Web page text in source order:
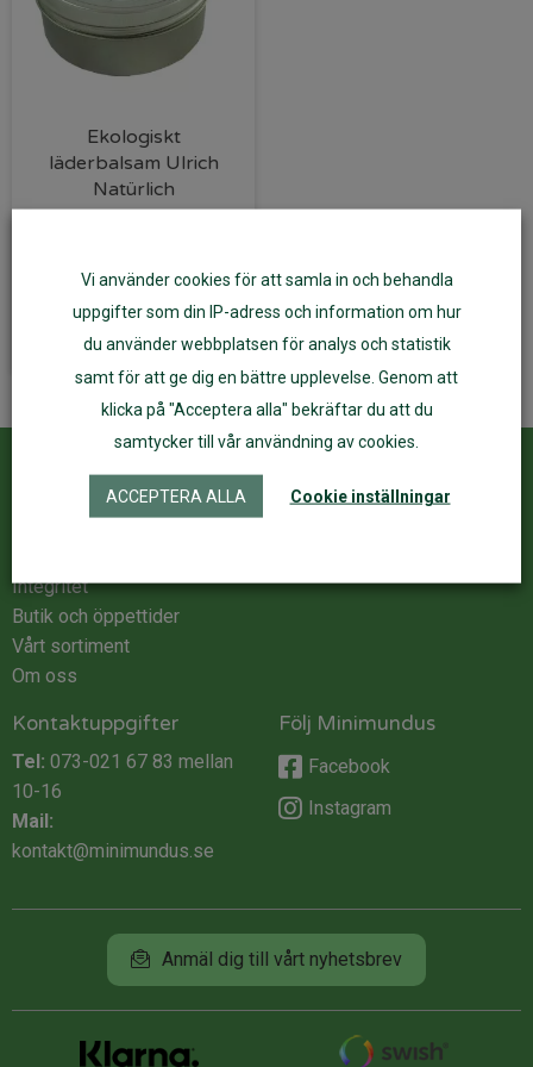
Ekologiskt
läderbalsam Ulrich
Natürlich
Lägg till i varukorg
Kundservice
Integritet
Butik och öppettider
Vårt sortiment
Om oss
ÅF Login
Kontaktuppgifter
Tel: 073-021 67 83 mellan
10-16
Mail:
kontakt@minimundus.se
Följ Minimundus
Facebook
Instagram
Anmäl dig till vårt nyhetsbrev
Vi använder cookies för att samla in och behandla
uppgifter som din IP-adress och information om hur
du använder webbplatsen för analys och statistik
samt för att ge dig en bättre upplevelse. Genom att
klicka på "Acceptera alla" bekräftar du att du
samtycker till vår användning av cookies.
ACCEPTERA ALLA Cookie inställningar